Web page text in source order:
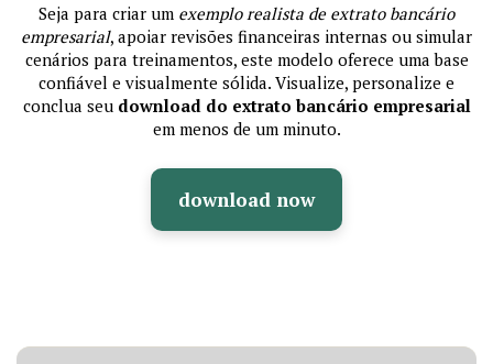
Seja para criar um exemplo realista de extrato bancário
empresarial, apoiar revisões financeiras internas ou simular
cenários para treinamentos, este modelo oferece uma base
confiável e visualmente sólida. Visualize, personalize e
conclua seu download do extrato bancário empresarial
em menos de um minuto.
download now